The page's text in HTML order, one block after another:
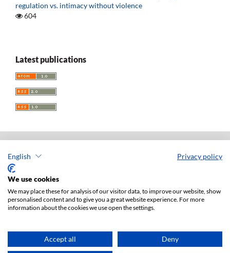
English Privacy policy
We use cookies
We may place these for analysis of our visitor data, to improve our website, show
personalised content and to give you a great website experience. For more
information about the cookies we use open the settings.
Accept all Deny
regulation vs. intimacy without violence
604
Latest publications
Acta Universitatis Lodziensis. Folia Iuridica
ISSN: 0208-6069
Publisher: Lodz University Press (website)
Publisher's office: